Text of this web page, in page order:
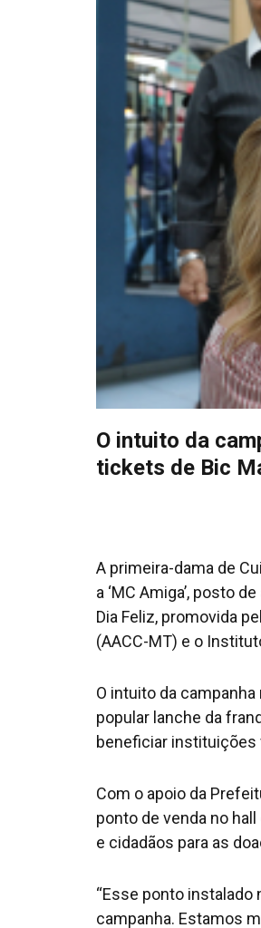
O intuito da
tickets de Bic
A primeira-dama de
a ‘MC Amiga’, posto
Dia Feliz, promovida
(AACC-MT) e o
O intuito da
popular lanche da
beneficiar instituições
Com o apoio da
ponto de venda no
e cidadãos para as
“Esse ponto
campanha. Estamos